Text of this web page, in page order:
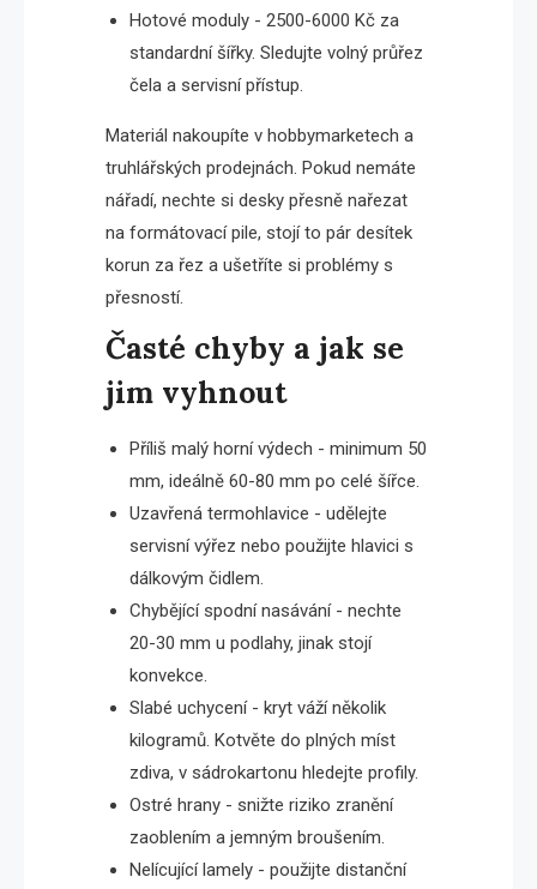
Hotové moduly - 2500-6000 Kč za
standardní šířky. Sledujte volný průřez
čela a servisní přístup.
Materiál nakoupíte v hobbymarketech a
truhlářských prodejnách. Pokud nemáte
nářadí, nechte si desky přesně nařezat
na formátovací pile, stojí to pár desítek
korun za řez a ušetříte si problémy s
přesností.
Časté chyby a jak se
jim vyhnout
Příliš malý horní výdech - minimum 50
mm, ideálně 60-80 mm po celé šířce.
Uzavřená termohlavice - udělejte
servisní výřez nebo použijte hlavici s
dálkovým čidlem.
Chybějící spodní nasávání - nechte
20-30 mm u podlahy, jinak stojí
konvekce.
Slabé uchycení - kryt váží několik
kilogramů. Kotvěte do plných míst
zdiva, v sádrokartonu hledejte profily.
Ostré hrany - snižte riziko zranění
zaoblením a jemným broušením.
Nelícující lamely - použijte distanční